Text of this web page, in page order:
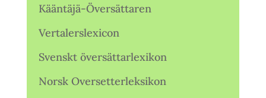
Kääntäjä-Översättaren
Vertalerslexicon
Svenskt översättarlexikon
Norsk Oversetterleksikon